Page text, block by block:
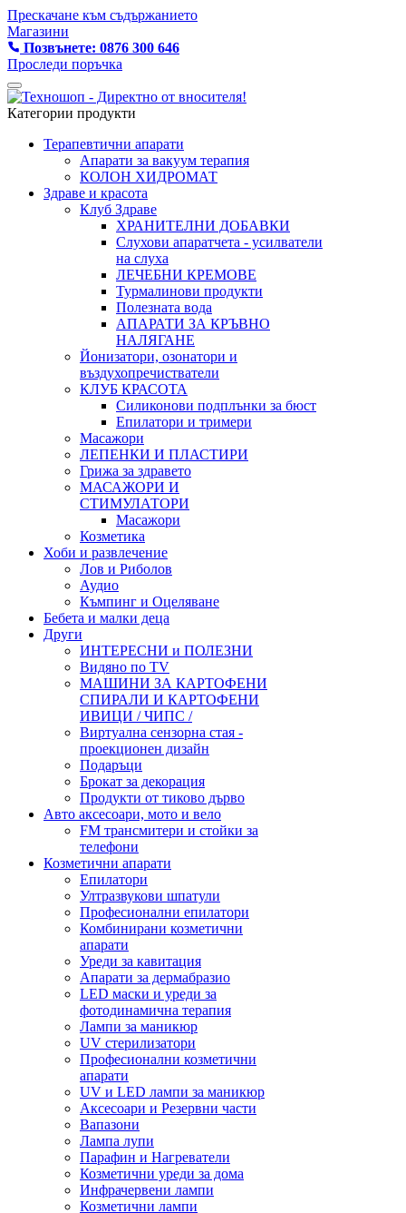
Прескачане към съдържанието
Магазини
Позвънете: 0876 300 646
Проследи поръчка
Категории продукти
Терапевтични апарати
Апарати за вакуум терапия
КОЛОН ХИДРОМАТ
Здраве и красота
Клуб Здраве
ХРАНИТЕЛНИ ДОБАВКИ
Слухови апаратчета - усилватели
на слуха
ЛЕЧЕБНИ КРЕМОВЕ
Турмалинови продукти
Полезната вода
АПАРАТИ ЗА КРЪВНО
НАЛЯГАНЕ
Йонизатори, озонатори и
въздухопречистватели
КЛУБ КРАСОТА
Силиконови подплънки за бюст
Епилатори и тримери
Масажори
ЛЕПЕНКИ И ПЛАСТИРИ
Грижа за здравето
МАСАЖОРИ И
СТИМУЛАТОРИ
Масажори
Козметика
Хоби и развлечение
Лов и Риболов
Аудио
Къмпинг и Оцеляване
Бебета и малки деца
Други
ИНТЕРЕСНИ и ПОЛЕЗНИ
Видяно по TV
МАШИНИ ЗА КАРТОФЕНИ
СПИРАЛИ И КАРТОФЕНИ
ИВИЦИ / ЧИПС /
Виртуална сензорна стая -
проекционен дизайн
Подаръци
Брокат за декорация
Продукти от тиково дърво
Авто аксесоари, мото и вело
FM трансмитери и стойки за
телефони
Козметични апарати
Епилатори
Ултразвукови шпатули
Професионални епилатори
Комбинирани козметични
апарати
Уреди за кавитация
Апарати за дермабразио
LED маски и уреди за
фотодинамична терапия
Лампи за маникюр
UV стерилизатори
Професионални козметични
апарати
UV и LED лампи за маникюр
Аксесоари и Резервни части
Вапазони
Лампа лупи
Парафин и Нагреватели
Козметични уреди за дома
Инфрачервени лампи
Козметични лампи